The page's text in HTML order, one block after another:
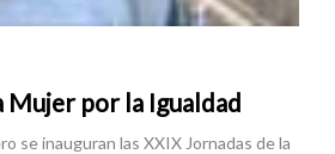
Mujer por la Igualdad
se inauguran las XXIX Jornadas de la